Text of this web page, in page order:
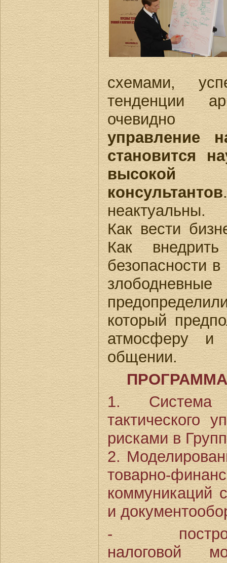
схемами,
тенденции
очевидно
управление
становится
высокой
консультантов
неактуальны.
Как вести
Как
безопасности
который
атмосферу и
общении.
1. Система
тактического
рисками в
2.
товарно-
коммуникаций
и
-
налоговой